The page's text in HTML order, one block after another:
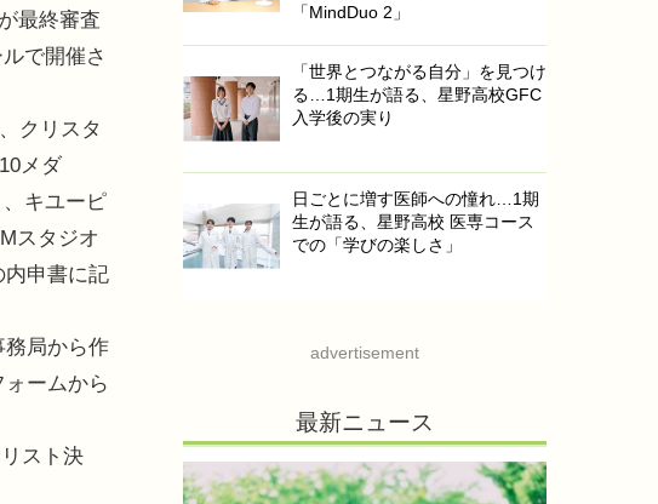
最終審査
で開催さ
クリスタ
メダ
キユーピ
スタジオ
内申書に記
局から作
ームから
スト決
「MindDuo 2」
「世界とつながる自分」を見つけ
る…1期生が語る、星野高校GFC
入学後の実り
日ごとに増す医師への憧れ…1期
生が語る、星野高校 医専コース
での「学びの楽しさ」
advertisement
最新ニュース